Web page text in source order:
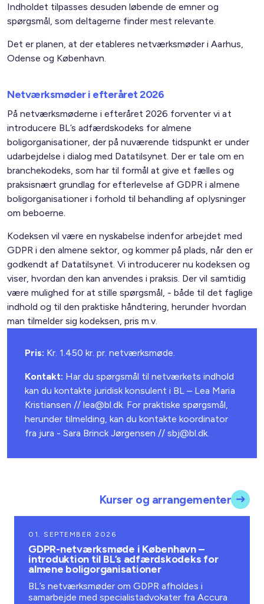
Pris: Kr. 1.450 kr. pr. netværksmøde.
Kontakt: Har du spørgsmål til netværkets indhold
kan du kontakte juridisk konsulent i BL – Lea Maria
Kristiansen //lea@bl.dk. For praktiske spørgsmål,
herunder tilmelding, kan du kontakte koordinator
fra jura - Sara Brinck Jørgensen // sbj@bl.dk.
Indholdet tilpasses desuden løbende de emner og
spørgsmål, som deltagerne finder mest relevante.
Det er planen, at der etableres netværksmøder i Aarhus,
Odense og København.
Netværksmøder i efteråret 2026
På netværksmøderne i efteråret 2026 forventer vi at
introducere BL’s adfærdskodeks for almene
boligorganisationer, der på nuværende tidspunkt er under
udarbejdelse i dialog med Datatilsynet. Der er tale om en
branchekodeks, som har til formål at give et fælles og
praksisnært grundlag for efterlevelse af GDPR i almene
boligorganisationer i forhold til behandling af oplysninger
om beboerne.
Kodeksen vil være en nyskabelse indenfor arbejdet med
GDPR i den almene sektor, og kommer på plads, når den er
godkendt af Datatilsynet. Vi introducerer nu kodeksen og
viser, hvordan den kan anvendes i praksis. Der vil samtidig
være mulighed for at stille spørgsmål, - både til det faglige
indhold og til den praktiske håndtering, herunder hvordan
man tilmelder sig kodeksen, pris m.v.
Kurser og arrangementer
01. SEPTEMBER 2026
GDPR-netværksmøde i København –
introduktion til BL’s adfærdskodeks for
almene boligorganisationer
BL’s netværksmøder om GDPR afholdes i
samarbejde med specialistadvokater fra Accura